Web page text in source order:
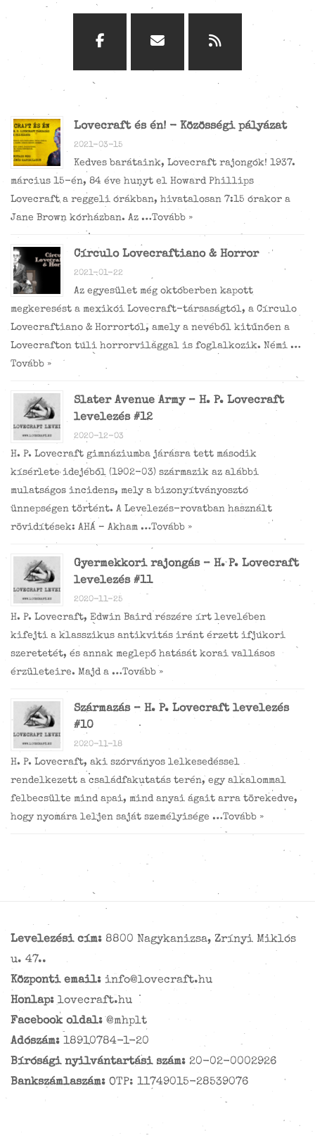
Lovecraft és én! - Közösségi pályázat
2021-03-15
Kedves barátaink, Lovecraft rajongók! 1937.
március 15-én, 84 éve hunyt el Howard Phillips
Lovecraft a reggeli órákban, hivatalosan 7:15 órakor a
Jane Brown kórházban. Az …Tovább »
Círculo Lovecraftiano & Horror
2021-01-22
Az egyesület még októberben kapott
megkeresést a mexikói Lovecraft-társaságtól, a Círculo
Lovecraftiano & Horrortól, amely a nevéből kitűnően a
Lovecrafton túli horrorvilággal is foglalkozik. Némi …
Tovább »
Slater Avenue Army – H. P. Lovecraft
levelezés #12
2020-12-03
H. P. Lovecraft gimnáziumba járásra tett második
kísérlete idejéből (1902-03) származik az alábbi
mulatságos incidens, mely a bizonyítványosztó
ünnepségen történt. A Levelezés-rovatban használt
rövidítések: AHÁ – Akham …Tovább »
Gyermekkori rajongás – H. P. Lovecraft
levelezés #11
2020-11-25
H. P. Lovecraft, Edwin Baird részére írt levelében
kifejti a klasszikus antikvitás iránt érzett ifjúkori
szeretetét, és annak meglepő hatását korai vallásos
érzületeire. Majd a …Tovább »
Származás – H. P. Lovecraft levelezés
#10
2020-11-18
H. P. Lovecraft, aki szórványos lelkesedéssel
rendelkezett a családfakutatás terén, egy alkalommal
felbecsülte mind apai, mind anyai ágait arra törekedve,
hogy nyomára leljen saját személyisége …Tovább »
Levelezési cím: 8800 Nagykanizsa, Zrínyi Miklós
u. 47..
Központi email: info@lovecraft.hu
Honlap: lovecraft.hu
Facebook oldal: @mhplt
Adószám: 18910784-1-20
Bírósági nyilvántartási szám: 20-02-0002926
Bankszámlaszám: OTP: 11749015-28539076